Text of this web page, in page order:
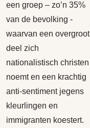
een groep – zo’n 35%
van de bevolking -
waarvan een overgroot
deel zich
nationalistisch christen
noemt en een krachtig
anti-sentiment jegens
kleurlingen en
immigranten koestert.